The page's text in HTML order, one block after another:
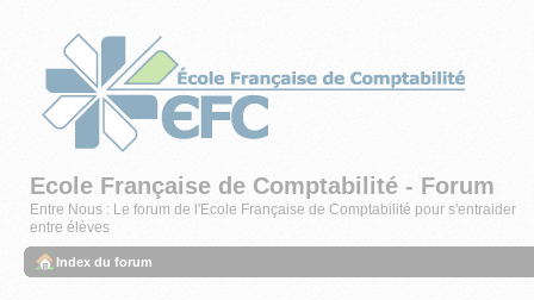
Ecole Française de Comptabilité - Forum
Entre Nous : Le forum de l'Ecole Française de Comptabilité pour s'entraider
entre élèves
Index du forum